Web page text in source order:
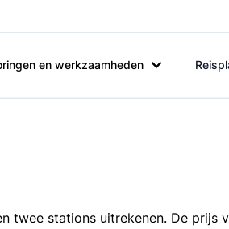
en werkzaamheden
twee stations uitrekenen. De